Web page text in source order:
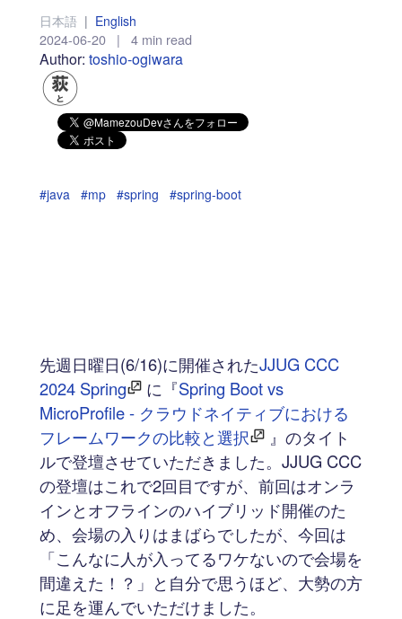
日本語 | English
2024-06-20 | 4 min read
Author: toshio-ogiwara
#java #mp #spring #spring-boot
先週日曜日(6/16)に開催されたJJUG CCC
2024 Spring
に『Spring Boot vs
MicroProfile - クラウドネイティブにおける
フレームワークの比較と選択
』のタイト
ルで登壇させていただきました。JJUG CCC
の登壇はこれで2回目ですが、前回はオンラ
インとオフラインのハイブリッド開催のた
め、会場の入りはまばらでしたが、今回は
「こんなに人が入ってるワケないので会場を
間違えた！？」と自分で思うほど、大勢の方
に足を運んでいただけました。